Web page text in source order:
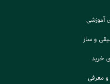
آموزشی
و ساز
خرید
معرفی